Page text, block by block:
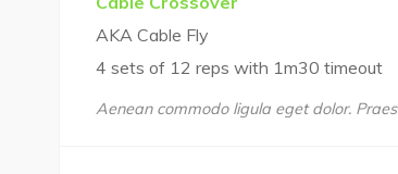
AKA Cable Fly
4 sets of 12 reps with 1m30 timeout
Aenean commodo ligula eget dolor.